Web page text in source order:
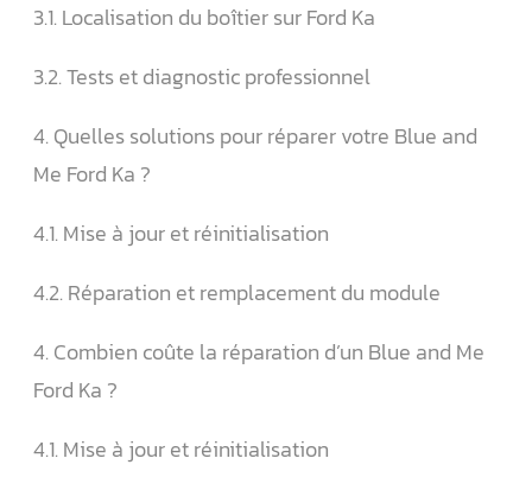
3.1. Localisation du boîtier sur Ford Ka
3.2. Tests et diagnostic professionnel
4. Quelles solutions pour réparer votre Blue and
Me Ford Ka ?
4.1. Mise à jour et réinitialisation
4.2. Réparation et remplacement du module
4. Combien coûte la réparation d’un Blue and Me
Ford Ka ?
4.1. Mise à jour et réinitialisation